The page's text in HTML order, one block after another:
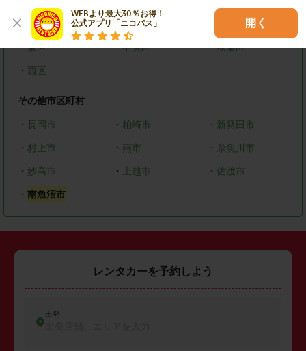
WEBより最大30％お得！
公式アプリ「ニコパス」
開く
新潟市
・東区 ・中央区 ・秋葉区
・ 西区
その他市区町村
・ 長岡市 ・ 柏崎市 ・ 新発田市
・ 村上市 ・ 燕市 ・ 糸魚川市
・ 妙高市 ・ 上越市 ・ 佐渡市
・ 南魚沼市
レンタカーを予約しよう
出発